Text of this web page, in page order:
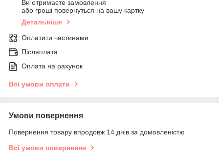
Ви отримаєте замовлення
або гроші повернуться на вашу картку
Детальніше
Оплатити частинами
Післяплата
Оплата на рахунок
Всі умови оплати
Умови повернення
Повернення товару впродовж 14 днів за домовленістю
Всі умови повернення